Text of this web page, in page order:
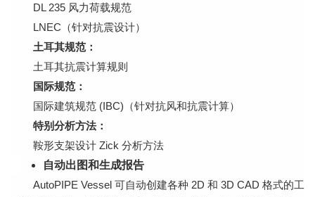
DL 235 风力荷载规范
LNEC（针对抗震设计）
土耳其规范：
土耳其抗震计算规则
国际规范：
国际建筑规范 (IBC)（针对抗风和抗震计算）
特别分析方法：
鞍形支架设计 Zick 分析方法
自动出图和生成报告
AutoPIPE Vessel 可自动创建各种 2D 和 3D CAD 格式的工